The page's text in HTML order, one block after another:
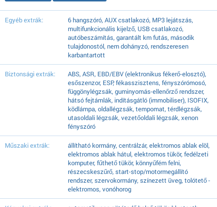
Egyéb extrák:
6 hangszóró, AUX csatlakozó, MP3 lejátszás,
multifunkcionális kijelző, USB csatlakozó,
autóbeszámítás, garantált km futás, második
tulajdonostól, nem dohányzó, rendszeresen
karbantartott
Biztonsági extrák:
ABS, ASR, EBD/EBV (elektronikus fékerő-elosztó),
esőszenzor, ESP, fékasszisztens, fényszórómosó,
függönylégzsák, guminyomás-ellenőrző rendszer,
hátsó fejtámlák, indításgátló (immobiliser), ISOFIX,
ködlámpa, oldallégzsák, tempomat, térdlégzsák,
utasoldali légzsák, vezetőoldali légzsák, xenon
fényszóró
Műszaki extrák:
állítható kormány, centrálzár, elektromos ablak elöl,
elektromos ablak hátul, elektromos tükör, fedélzeti
komputer, fűthető tükör, könnyűfém felni,
részecskeszűrő, start-stop/motormegállító
rendszer, szervokormány, színezett üveg, tolótető -
elektromos, vonóhorog